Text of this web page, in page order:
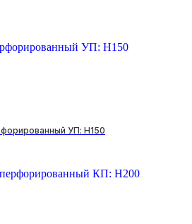
УП: H150